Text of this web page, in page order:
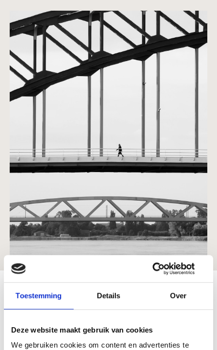
Toestemming Details Over
Deze website maakt gebruik van cookies
We gebruiken cookies om content en advertenties te
Stage Private Equity
bij BC Capital
Wat bieden wij?